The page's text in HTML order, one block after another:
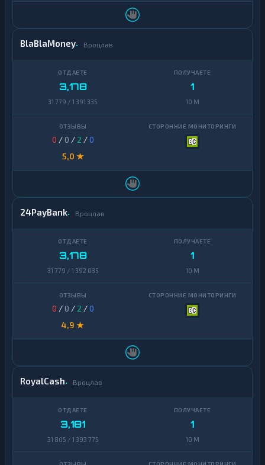
BlaBlaMoney Вроцлав
3,178
31 779 / 1 391 335
1
10 M
0 / 0 / 2 /0
5,0 ★
24PayBank Вроцлав
3,178
31 779 / 1 392 035
1
10 M
0 / 0 / 2 /0
4,9 ★
RoyalCash Вроцлав
3,181
31 805 / 1 393 775
1
10 M